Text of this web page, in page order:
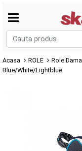
Acasa ROLE Role Dama
Blue/White/Lightblue